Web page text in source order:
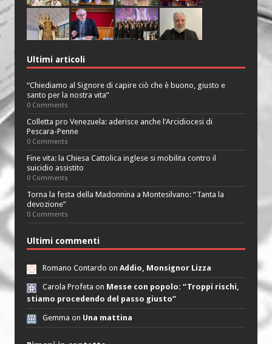
Ultimi articoli
“Chiediamo al Signore di capire ciò che è buono, giusto e
santo per la nostra vita”
0 Comments
Colletta pro Venezuela: aderisce anche l’Arcidiocesi di
Pescara-Penne
0 Comments
Fine vita: la Chiesa Cattolica inglese si mobilita contro il
suicidio assistito
0 Comments
Torna la festa della Madonnina a Montesilvano: “Tanta la
devozione”
0 Comments
Ultimi commenti
Romano Contardo on Addio, Monsignor Lizza
Carola Profeta on Messe con popolo: “Troppi rischi,
stiamo procedendo del passo giusto”
Gemma on Una mattina